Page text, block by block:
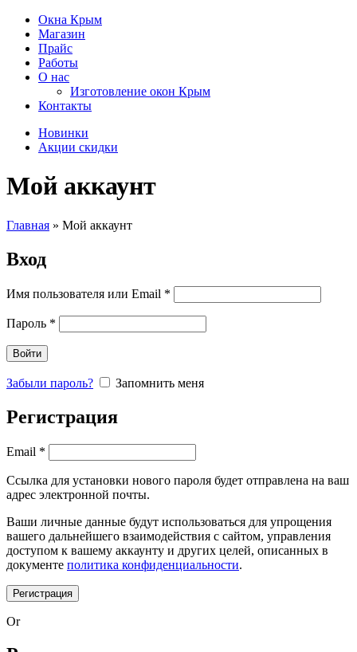
Окна Крым
Магазин
Прайс
Работы
О нас
Изготовление окон Крым
Контакты
Новинки
Акции скидки
Мой аккаунт
Главная » Мой аккаунт
Вход
Имя пользователя или Email *
Пароль *
Войти
Забыли пароль? Запомнить меня
Регистрация
Email *
Ссылка для установки нового пароля будет отправлена ​​на ваш
адрес электронной почты.
Ваши личные данные будут использоваться для упрощения
вашего дальнейшего взаимодействия с сайтом, управления
доступом к вашему аккаунту и других целей, описанных в
документе политика конфиденциальности.
Регистрация
Or